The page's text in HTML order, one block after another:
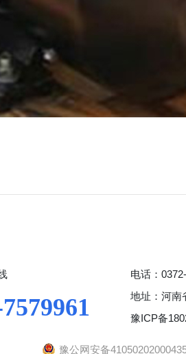
电话：
地址：河南
豫ICP备
豫公网安备